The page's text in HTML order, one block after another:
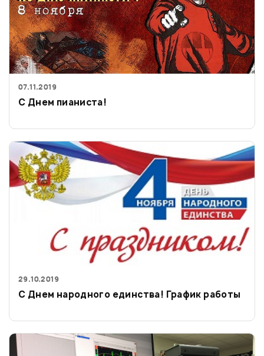
07.11.2019
С Днем пианиста!
29.10.2019
C Днем народного единства! График работы